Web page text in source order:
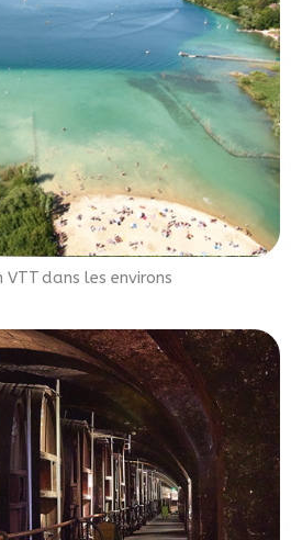
VTT dans les environs